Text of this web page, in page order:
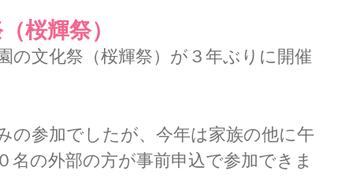
桜輝祭）
の文化祭（桜輝祭）が３年ぶりに開催
の参加でしたが、今年は家族の他に午
名の外部の方が事前申込で参加できま